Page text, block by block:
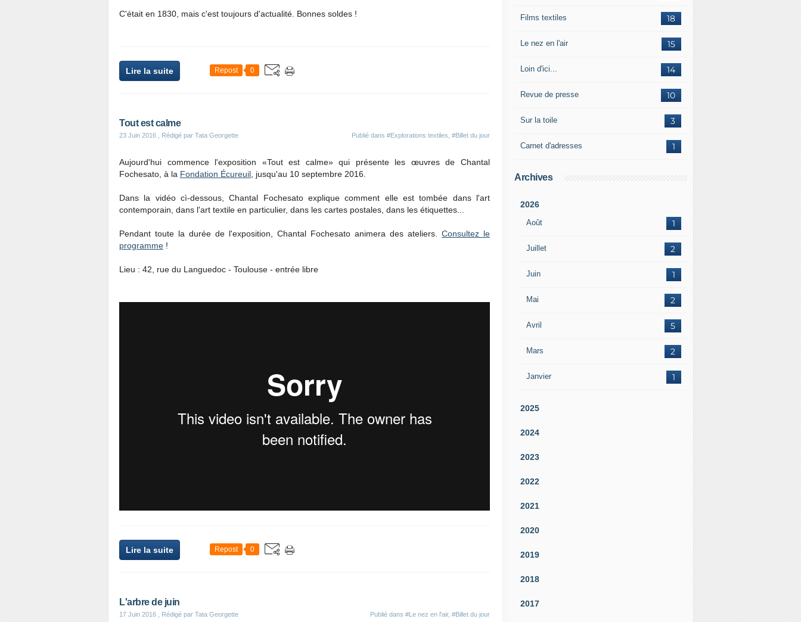
C'était en 1830, mais c'est toujours d'actualité. Bonnes soldes !
Lire la suite Repost 0
Tout est calme
23 Juin 2016 , Rédigé par Tata Georgette Publié dans #Explorations textiles #Billet du jour
Aujourd'hui commence l'exposition «Tout est calme» qui présente les œuvres de Chantal
Fochesato, à la Fondation Écureuil , jusqu'au 10 septembre 2016.
Dans la vidéo cì-dessous, Chantal Fochesato explique comment elle est tombée dans l'art
contemporain, dans l'art textile en particulier, dans les cartes postales, dans les étiquettes...
Pendant toute la durée de l'exposition, Chantal Fochesato animera des ateliers. Consultez le
programme !
Lieu : 42, rue du Languedoc - Toulouse - entrée libre
Lire la suite Repost 0
L'arbre de juin
17 Juin 2016 , Rédigé par Tata Georgette Publié dans #Le nez en l'air, #Billet du jour
18
Films textiles
15
Le nez en l'air
14
Loin d'ici...
10
Revue de presse
3
Sur la toile
1
Carnet d'adresses
Archives
2026
Août 1
Juillet 2
Juin 1
Mai 2
Avril 5
Mars 2
Janvier 1
2025
2024
2023
2022
2021
2020
2019
2018
2017